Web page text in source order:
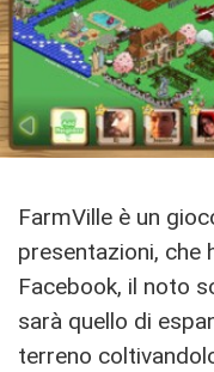
FarmVille è un
presentazioni, che
Facebook, il noto
sarà quello di
terreno